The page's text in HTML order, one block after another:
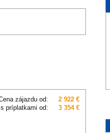
zájazdu od:
2 922 €
príplatkami od:
3 354 €